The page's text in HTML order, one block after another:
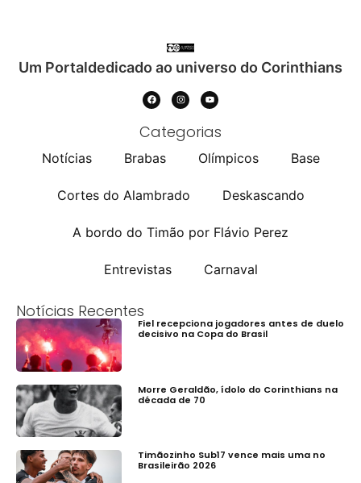
Um Portaldedicado ao universo do Corinthians
Categorias
Notícias Brabas Olímpicos Base
Cortes do Alambrado Deskascando
A bordo do Timão por Flávio Perez
Entrevistas Carnaval
Notícias Recentes
Fiel recepciona jogadores antes de duelo
decisivo na Copa do Brasil
Morre Geraldão, ídolo do Corinthians na
década de 70
Timãozinho Sub17 vence mais uma no
Brasileirão 2026